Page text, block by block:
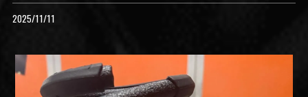
2025/11/11